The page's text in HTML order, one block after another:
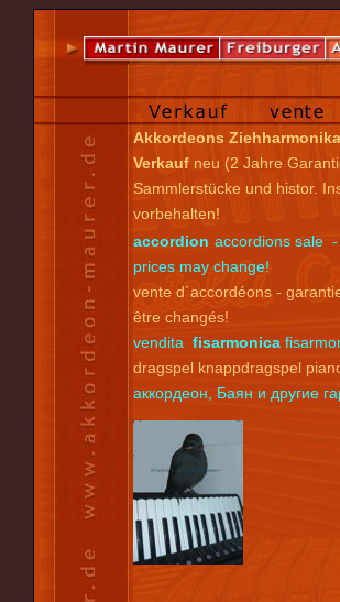
Akkordeons
Verkauf neu (2 Jahre
Sammlerstücke und histor.
vorbehalten!
accordion accordions sale -
prices may change!
vente d´accordéons -
être changés!
vendita fisarmonica
dragspel knappdragspel
аккордеон, Баян и другие